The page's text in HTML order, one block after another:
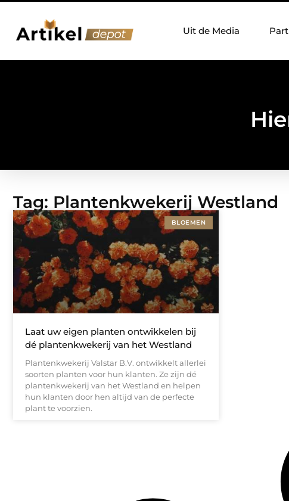
Uit de Media
Tag: Plantenkwekerij Westland
BLOEMEN
Laat uw eigen planten ontwikkelen bij
dé plantenkwekerij van het Westland
Plantenkwekerij Valstar B.V. ontwikkelt allerlei
soorten planten voor hun klanten. Ze zijn dé
plantenkwekerij van het Westland en helpen
hun klanten door hen altijd van de perfecte
plant te voorzien.